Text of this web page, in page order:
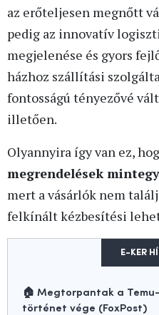
az erőteljesen megnőtt
pedig az innovatív
megjelenése és gyors
házhoz szállítási
fontosságú tényezővé
illetően.
Olyannyira így van ez,
megrendelések
mert a vásárlók nem
felkínált kézbesítési
E-KER
🏠 Megtorpantak a
történet vége (FoxPost)